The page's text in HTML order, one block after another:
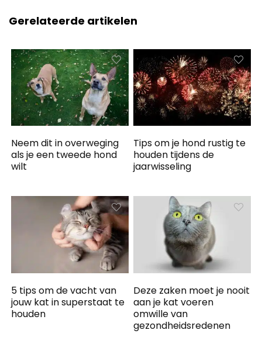
Gerelateerde artikelen
Neem dit in overweging
als je een tweede hond
wilt
Tips om je hond rustig te
houden tijdens de
jaarwisseling
5 tips om de vacht van
jouw kat in superstaat te
houden
Deze zaken moet je nooit
aan je kat voeren
omwille van
gezondheidsredenen